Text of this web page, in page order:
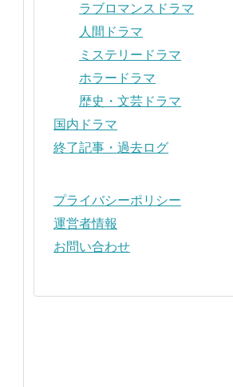
ラブロマンスドラマ
人間ドラマ
ミステリードラマ
ホラードラマ
歴史・文芸ドラマ
国内ドラマ
終了記事・過去ログ
プライバシーポリシー
運営者情報
お問い合わせ